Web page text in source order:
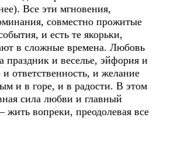
Все эти мгновения,
совместно прожитые
и есть те якорьки,
в сложные времена. Любовь
праздник и веселье, эйфория и
и ответственность, и желание
и в горе, и в радости. В этом
сила любви и главный
жить вопреки, преодолевая все